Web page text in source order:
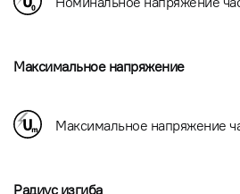
Максимальное напряжение
Максимальное напряжение
Радиус изгиба